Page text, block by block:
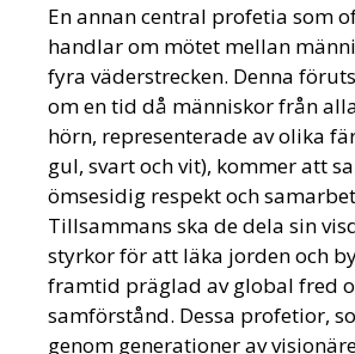
En annan central profetia som
handlar om mötet mellan
fyra väderstrecken. Denna
om en tid då människor från
hörn, representerade av olika
gul, svart och vit), kommer att
ömsesidig respekt och
Tillsammans ska de dela sin
styrkor för att läka jorden och
framtid präglad av global fred
samförstånd. Dessa profetior,
genom generationer av